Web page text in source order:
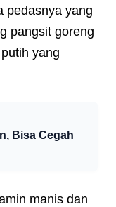
pedasnya yang
pangsit goreng
yang
Bisa Cegah
manis dan